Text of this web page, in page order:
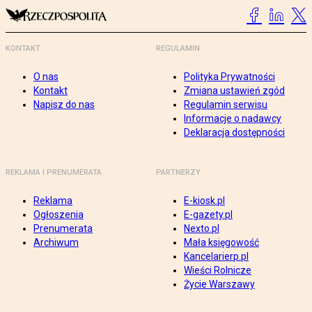
KONTAKT
O nas
Kontakt
Napisz do nas
REGULAMIN
Polityka Prywatności
Zmiana ustawień zgód
Regulamin serwisu
Informacje o nadawcy
Deklaracja dostępności
REKLAMA I PRENUMERATA
Reklama
Ogłoszenia
Prenumerata
Archiwum
PARTNERZY
E-kiosk.pl
E-gazety.pl
Nexto.pl
Mała księgowość
Kancelarierp.pl
Wieści Rolnicze
Życie Warszawy